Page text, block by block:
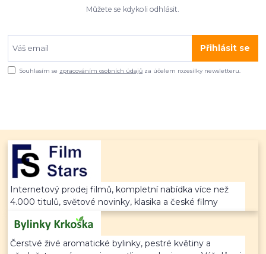
Můžete se kdykoli odhlásit.
Přihlásit se
Souhlasím se zpracováním osobních údajů za účelem rozesílky newsletteru.
Internetový prodej filmů, kompletní nabídka více než
4.000 titulů, světové novinky, klasika a české filmy
Čerstvé živé aromatické bylinky, pestré květiny a